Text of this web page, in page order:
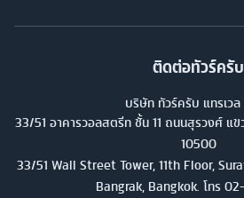
ติดต่อทัวร์ครับ
บริษัท ทัวร์ครับ แทรเว
33/51 อาคารวอลสตรีท ชั้น 11 ถนนสุรวงศ์ แ
10500
33/51 Wall Street Tower, 11th Floor,
Bangrak, Bangkok. โทร